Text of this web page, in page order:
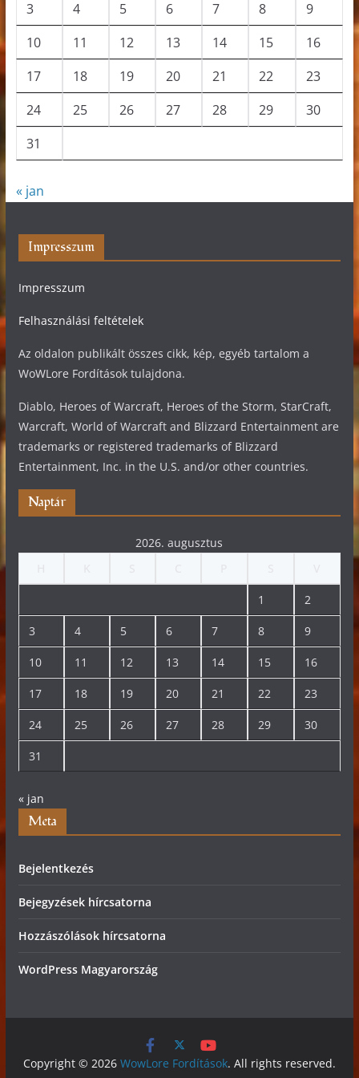
3
4 5 6 7 8
9
10
11 12 13 14 15
16
17
18 19 20 21 22
23
24
25 26 27 28 29
30
31
« jan
Impresszum
Impresszum
Felhasználási feltételek
Az oldalon publikált összes cikk, kép, egyéb tartalom a
WoWLore Fordítások tulajdona.
Diablo, Heroes of Warcraft, Heroes of the Storm, StarCraft,
Warcraft, World of Warcraft and Blizzard Entertainment are
trademarks or registered trademarks of Blizzard
Entertainment, Inc. in the U.S. and/or other countries.
Naptár
2026. augusztus
1 2
3 4 5 6 7 8 9
10 11 12 13 14 15 16
17 18 19 20 21 22 23
24 25 26 27 28 29 30
31
« jan
Meta
Bejelentkezés
Bejegyzések hírcsatorna
Hozzászólások hírcsatorna
WordPress Magyarország
Copyright © 2026 WowLore Fordítások. All rights reserved.